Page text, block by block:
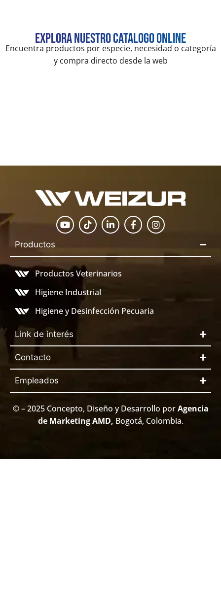
Explora nuestro catalogo online
Encuentra productos por especie, necesidad o categoría
y compra directo desde la web
Productos
Productos Veterinarios
Higiene Industrial
Higiene y Desinfección Pecuaria
Link de interés
Contacto
Empleados
© – 2025 Concepto, Diseño y Desarrollo por Agencia
de Marketing AMD, Bogotá, Colombia.